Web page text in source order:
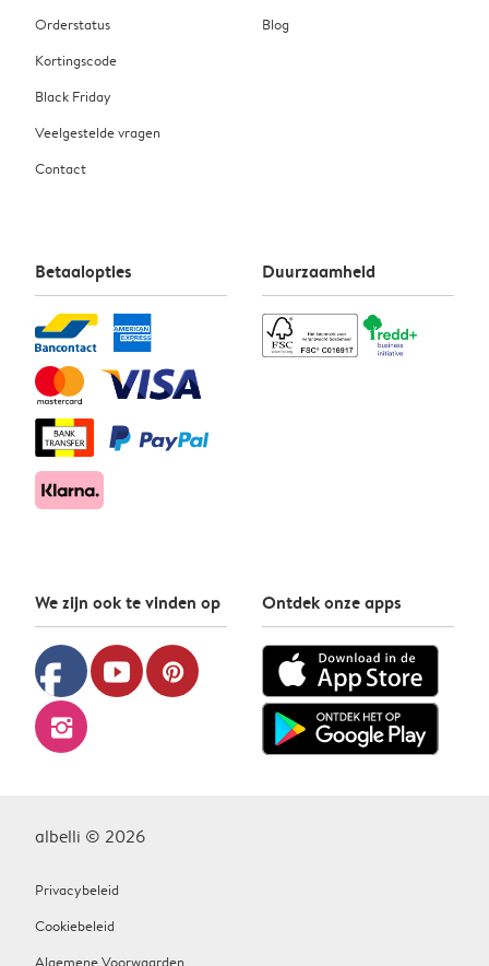
Orderstatus
Kortingscode
Black Friday
Veelgestelde vragen
Contact
Blog
Betaalopties Duurzaamheid
We zijn ook te vinden op
facebook youtube pinterest
instagram
Ontdek onze apps
albelli © 2026
Privacybeleid
Cookiebeleid
Algemene Voorwaarden